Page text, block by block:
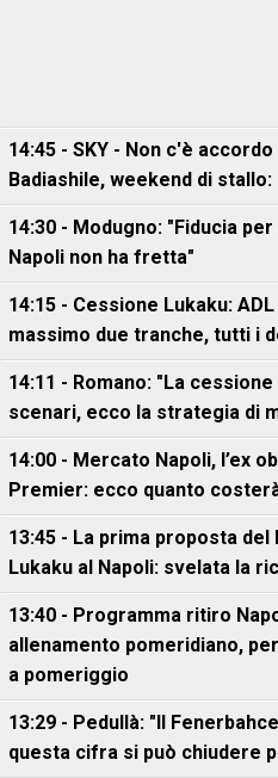
14:45 - SKY - Non c'è
Badiashile, weekend di
14:30 - Modugno: "Fiducia
Napoli non ha fretta"
14:15 - Cessione Lukaku:
massimo due tranche, tutti i
14:11 - Romano: "La
scenari, ecco la strategia di
14:00 - Mercato Napoli, l’ex
Premier: ecco quanto
13:45 - La prima proposta
Lukaku al Napoli: svelata la
13:40 - Programma ritiro
allenamento pomeridiano,
a pomeriggio
13:29 - Pedullà: "Il
questa cifra si può chiudere